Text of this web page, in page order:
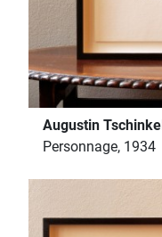
Augustin Tschinkel
Personnage, 1934